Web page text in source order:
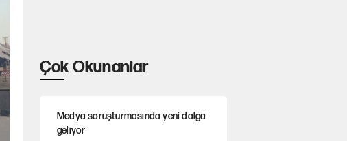
Çok Okunanlar
Medya soruşturmasında yeni dalga
geliyor